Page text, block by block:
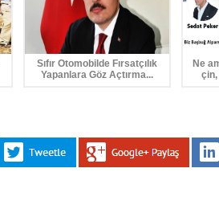
Sıfır Otomobilde Fırsatçılık
Yapanlara Göz Açtırma...
Ne